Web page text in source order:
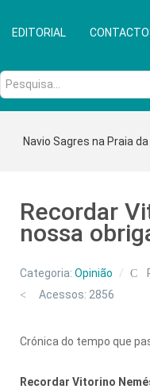
EDITORIAL
Pesquisa...
Navio Sagres na Praia
Recordar
nossa
Categoria: Opinião
Acessos: 2856
Crónica do tempo que
Recordar Vitorino